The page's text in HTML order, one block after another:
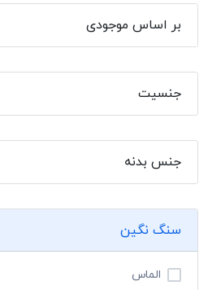
بر اساس موجودی
جنسیت
جنس بدنه
سنگ نگین
الماس